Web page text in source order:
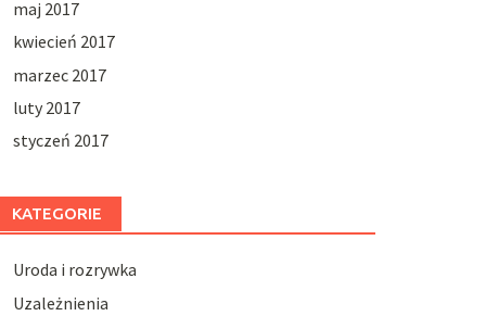
maj 2017
kwiecień 2017
marzec 2017
luty 2017
styczeń 2017
KATEGORIE
Uroda i rozrywka
Uzależnienia